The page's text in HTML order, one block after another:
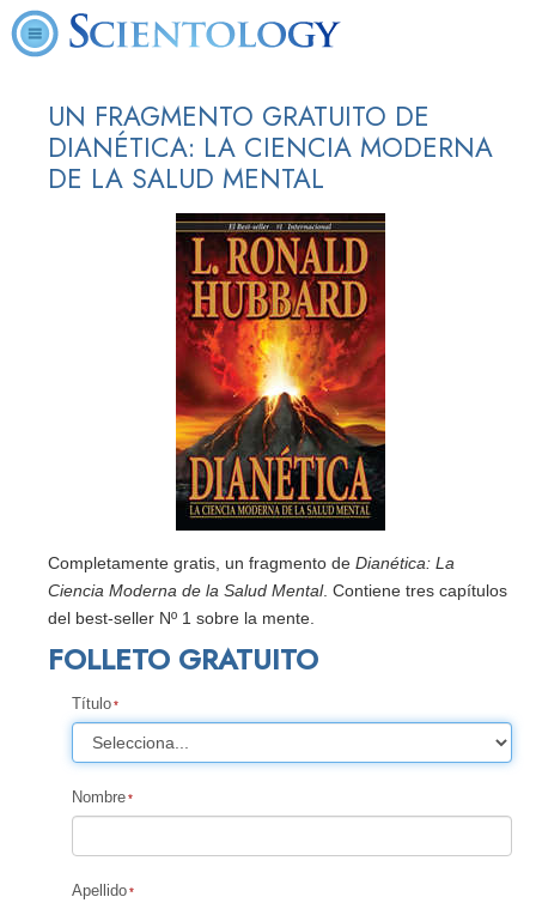
UN FRAGMENTO GRATUITO DE
DIANÉTICA: LA CIENCIA MODERNA
DE LA SALUD MENTAL
Completamente gratis, un fragmento de Dianética: La
Ciencia Moderna de la Salud Mental. Contiene tres capítulos
del best-seller Nº 1 sobre la mente.
FOLLETO GRATUITO
Título
Nombre
Apellido